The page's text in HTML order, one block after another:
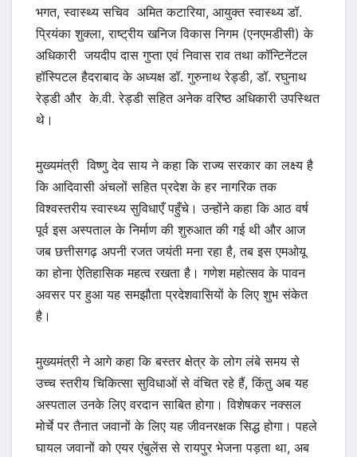
भगत, स्वास्थ्य सचिव अमित कटारिया, आयुक्त स्वास्थ्य डॉ.
प्रियंका शुक्ला, राष्ट्रीय खनिज विकास निगम (एनएमडीसी) के
अधिकारी जयदीप दास गुप्ता एवं निवास राव तथा कॉन्टिनेंटल
हॉस्पिटल हैदराबाद के अध्यक्ष डॉ. गुरुनाथ रेड्डी, डॉ. रघुनाथ
रेड्डी और के.वी. रेड्डी सहित अनेक वरिष्ठ अधिकारी उपस्थित
थे।
मुख्यमंत्री विष्णु देव साय ने कहा कि राज्य सरकार का लक्ष्य है
कि आदिवासी अंचलों सहित प्रदेश के हर नागरिक तक
विश्वस्तरीय स्वास्थ्य सुविधाएँ पहुँचे। उन्होंने कहा कि आठ वर्ष
पूर्व इस अस्पताल के निर्माण की शुरुआत की गई थी और आज
जब छत्तीसगढ़ अपनी रजत जयंती मना रहा है, तब इस एमओयू
का होना ऐतिहासिक महत्व रखता है। गणेश महोत्सव के पावन
अवसर पर हुआ यह समझौता प्रदेशवासियों के लिए शुभ संकेत
है।
मुख्यमंत्री ने आगे कहा कि बस्तर क्षेत्र के लोग लंबे समय से
उच्च स्तरीय चिकित्सा सुविधाओं से वंचित रहे हैं, किंतु अब यह
अस्पताल उनके लिए वरदान साबित होगा। विशेषकर नक्सल
मोर्चे पर तैनात जवानों के लिए यह जीवनरक्षक सिद्ध होगा। पहले
घायल जवानों को एयर एंबुलेंस से रायपुर भेजना पड़ता था, अब